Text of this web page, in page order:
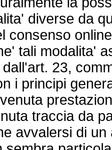
diverse da
consenso
tali modalita'
23,
i principi
traccia da
avvalersi di